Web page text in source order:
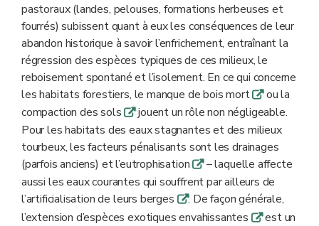
pastoraux (landes, pelouses, formations herbeuses et
fourrés) subissent quant à eux les conséquences de leur
abandon historique à savoir l’enfrichement, entraînant la
régression des espèces typiques de ces milieux, le
reboisement spontané et l’isolement. En ce qui concerne
les habitats forestiers, le manque de bois mortqou la
compaction des solsqjouent un rôle non négligeable.
Pour les habitats des eaux stagnantes et des milieux
tourbeux, les facteurs pénalisants sont les drainages
(parfois anciens) et l’eutrophisationq– laquelle affecte
aussi les eaux courantes qui souffrent par ailleurs de
l’artificialisation de leurs berges q. De façon générale,
l’extension d’espèces exotiques envahissantes qest un